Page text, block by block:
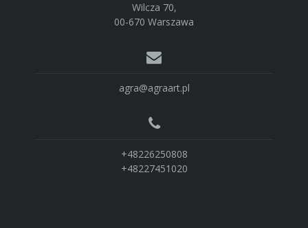
Wilcza 70,
00-670 Warszawa
agra@agraart.pl
+48226250808
+48227451020